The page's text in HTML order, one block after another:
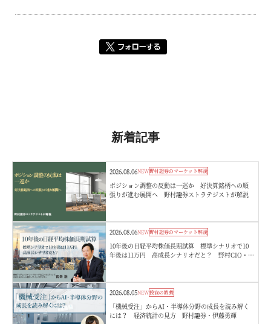
新着記事
2026.08.06NEW野村證券のマーケット解説
ポジション調整の反動は一巡か 好決算銘柄への順
張りが進む展開へ 野村證券ストラテジストが解説
2026.08.06NEW野村證券のマーケット解説
10年後の日経平均株価長期試算 標準シナリオで10
年後は11万円 高成長シナリオだと？ 野村CIO・宮
2026.08.05NEW投資の教養
「機械受注」からAI・半導体分野の成長を読み解く
には？ 経済統計の見方 野村證券・伊藤勇輝